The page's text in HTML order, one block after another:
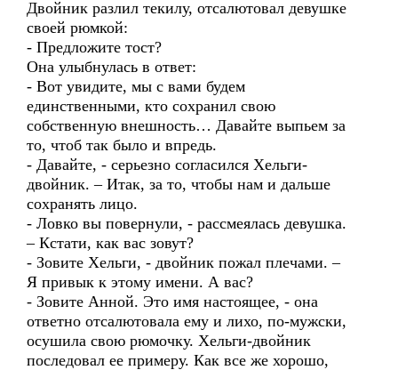
Двойник разлил текилу, отсалютовал девушке
своей рюмкой:
- Предложите тост?
Она улыбнулась в ответ:
- Вот увидите, мы с вами будем
единственными, кто сохранил свою
собственную внешность… Давайте выпьем за
то, чтоб так было и впредь.
- Давайте, - серьезно согласился Хельги-
двойник. – Итак, за то, чтобы нам и дальше
сохранять лицо.
- Ловко вы повернули, - рассмеялась девушка.
– Кстати, как вас зовут?
- Зовите Хельги, - двойник пожал плечами. –
Я привык к этому имени. А вас?
- Зовите Анной. Это имя настоящее, - она
ответно отсалютовала ему и лихо, по-мужски,
осушила свою рюмочку. Хельги-двойник
последовал ее примеру. Как все же хорошо,